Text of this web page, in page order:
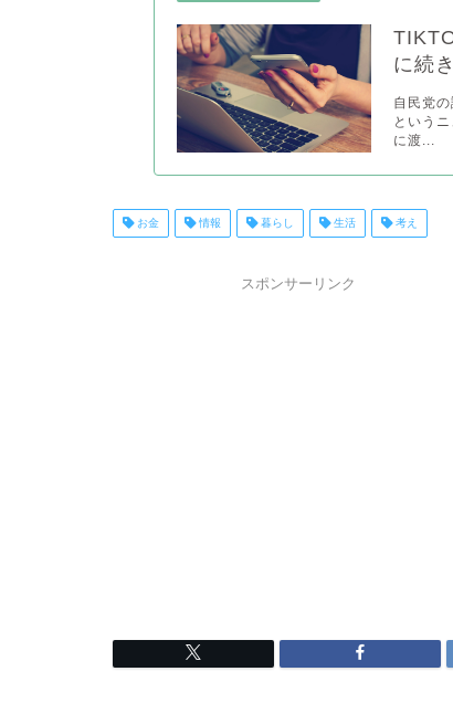
に続
自民党
という
に渡...
お金 情報 暮らし 生活 考え
スポンサーリンク